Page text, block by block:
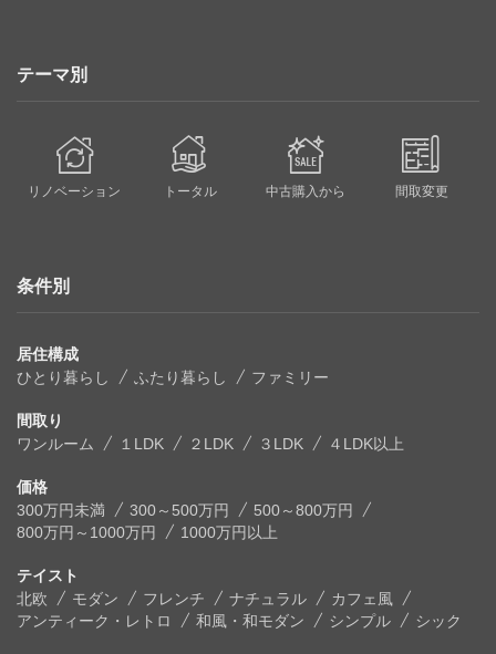
テーマ別
リノベーション トータル 中古購入から 間取変更
条件別
居住構成
ひとり暮らし
ふたり暮らし ファミリー
間取り
ワンルーム
１LDK ２LDK ３LDK ４LDK以上
価格
300万円未満
300～500万円
500～800万円
800万円～1000万円
1000万円以上
テイスト
北欧
モダン フレンチ ナチュラル
カフェ風
アンティーク・レトロ
和風・和モダン シンプル シック